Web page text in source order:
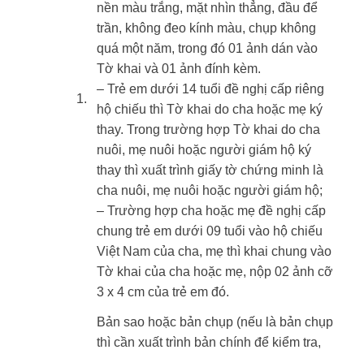
​1.
nền màu trắng, mặt nhìn thẳng, đầu để
trần, không đeo kính màu, chụp không
quá một năm, trong đó 01 ảnh dán vào
Tờ khai và 01 ảnh đính kèm.
– Trẻ em dưới 14 tuổi đề nghị cấp riêng
hộ chiếu thì Tờ khai do cha hoặc mẹ ký
thay. Trong trường hợp Tờ khai do cha
nuôi, mẹ nuôi hoặc người giám hộ ký
thay thì xuất trình giấy tờ chứng minh là
cha nuôi, mẹ nuôi hoặc người giám hộ;
– Trường hợp cha hoặc mẹ đề nghị cấp
chung trẻ em dưới 09 tuổi vào hộ chiếu
Việt Nam của cha, mẹ thì khai chung vào
Tờ khai của cha hoặc mẹ, nộp 02 ảnh cỡ
3 x 4 cm của trẻ em đó.
Bản sao hoặc bản chụp (nếu là bản chụp
thì cần xuất trình bản chính để kiểm tra,